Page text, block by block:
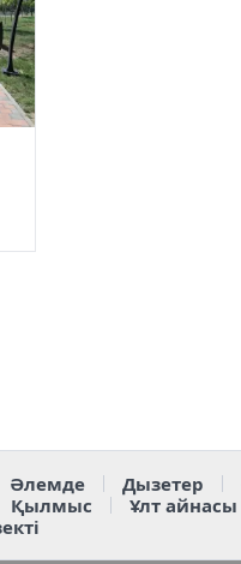
Әлемде Дызетер
Қылмыс Ұлт айнасы